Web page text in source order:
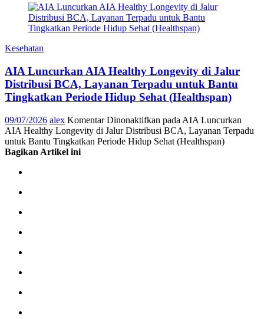
Kesehatan
AIA Luncurkan AIA Healthy Longevity di Jalur
Distribusi BCA, Layanan Terpadu untuk Bantu
Tingkatkan Periode Hidup Sehat (Healthspan)
09/07/2026 alex Komentar Dinonaktifkan pada AIA Luncurkan
AIA Healthy Longevity di Jalur Distribusi BCA, Layanan Terpadu
untuk Bantu Tingkatkan Periode Hidup Sehat (Healthspan)
Bagikan Artikel ini